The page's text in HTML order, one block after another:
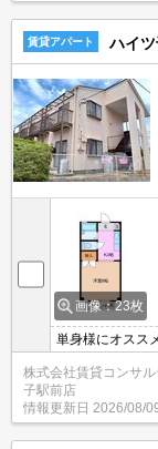
賃貸アパート ハイ
画像：23枚
単身様にオスス
に大活躍のエア
ごせます◎
株式会社賃貸コンサ
子駅前店
情報更新日 2026/08/